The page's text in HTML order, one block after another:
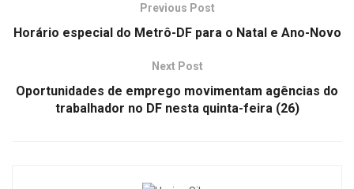
Previous Post
Horário especial do Metrô-DF para o Natal e Ano-Novo
Next Post
Oportunidades de emprego movimentam agências do
trabalhador no DF nesta quinta-feira (26)